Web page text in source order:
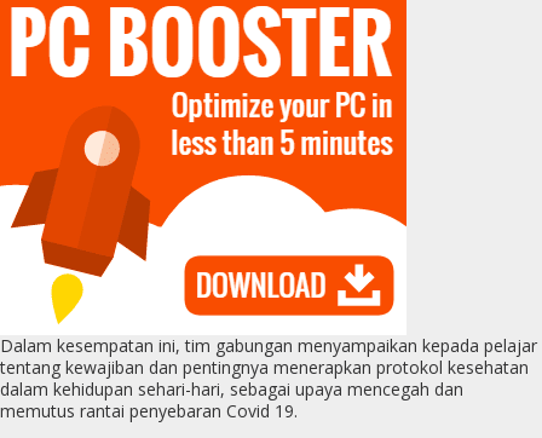
Dalam kesempatan ini, tim gabungan menyampaikan kepada pelajar
tentang kewajiban dan pentingnya menerapkan protokol kesehatan
dalam kehidupan sehari-hari, sebagai upaya mencegah dan
memutus rantai penyebaran Covid 19.